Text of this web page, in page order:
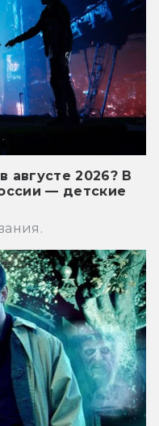
августе 2026? В
— детские